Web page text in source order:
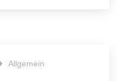
Allgemein